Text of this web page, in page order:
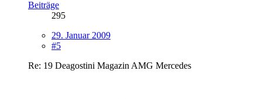
Beiträge
295
29. Januar 2009
#5
Re: 19 Deagostini Magazin AMG Mercedes